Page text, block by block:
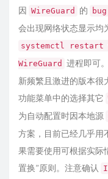
因 WireGuard 的 bug
会出现网络状态显示均
systemctl restart
WireGuard 进程即可
新频繁且激进的版本很
功能菜单中的选择其它
为自动配置时因本地源
方案，目前已经几乎用
果需要使用可根据实际
置换”原则。注意确认